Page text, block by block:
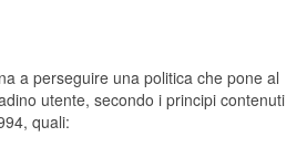
a perseguire una politica che pone al
utente, secondo i principi contenuti
quali: